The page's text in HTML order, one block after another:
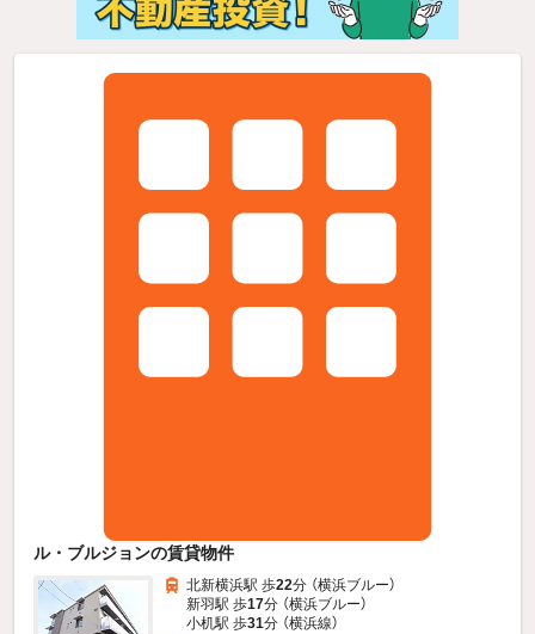
ル・ブルジョンの賃貸物件
北新横浜駅 歩22分 （横浜ブルー）
新羽駅 歩17分 （横浜ブルー）
小机駅 歩31分 （横浜線）